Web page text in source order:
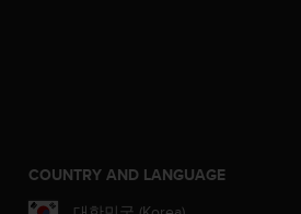
COUNTRY AND LANGUAGE